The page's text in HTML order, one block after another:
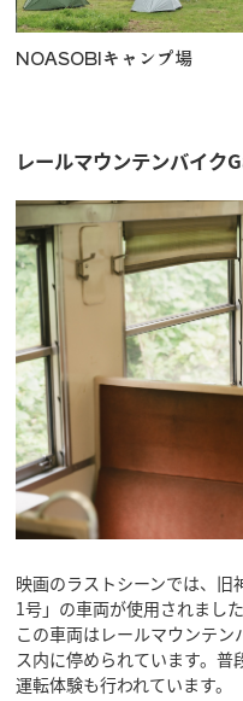
NOASOBIキャンプ場
レールマウンテンバイ
映画のラストシーンでは、
1号」の車両が使用されました
この車両はレールマウンテ
ス内に停められています。普
運転体験も行われています。